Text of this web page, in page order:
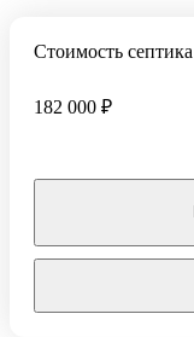
Стоимость септика
182 000 ₽